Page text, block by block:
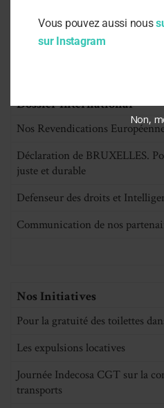
Défense des agences publiques
Dossier International
Nos Revendications
Déclaration de BRUXELLES.
juste et durable
Defenseur des droits et
Communication de nos
Nos Initiatives
Pour la gratuité des toilettes
Les expulsions locatives
Journée Indecosa CGT sur la
transports
Vous pouvez aussi nous
sur Instagram
Non,